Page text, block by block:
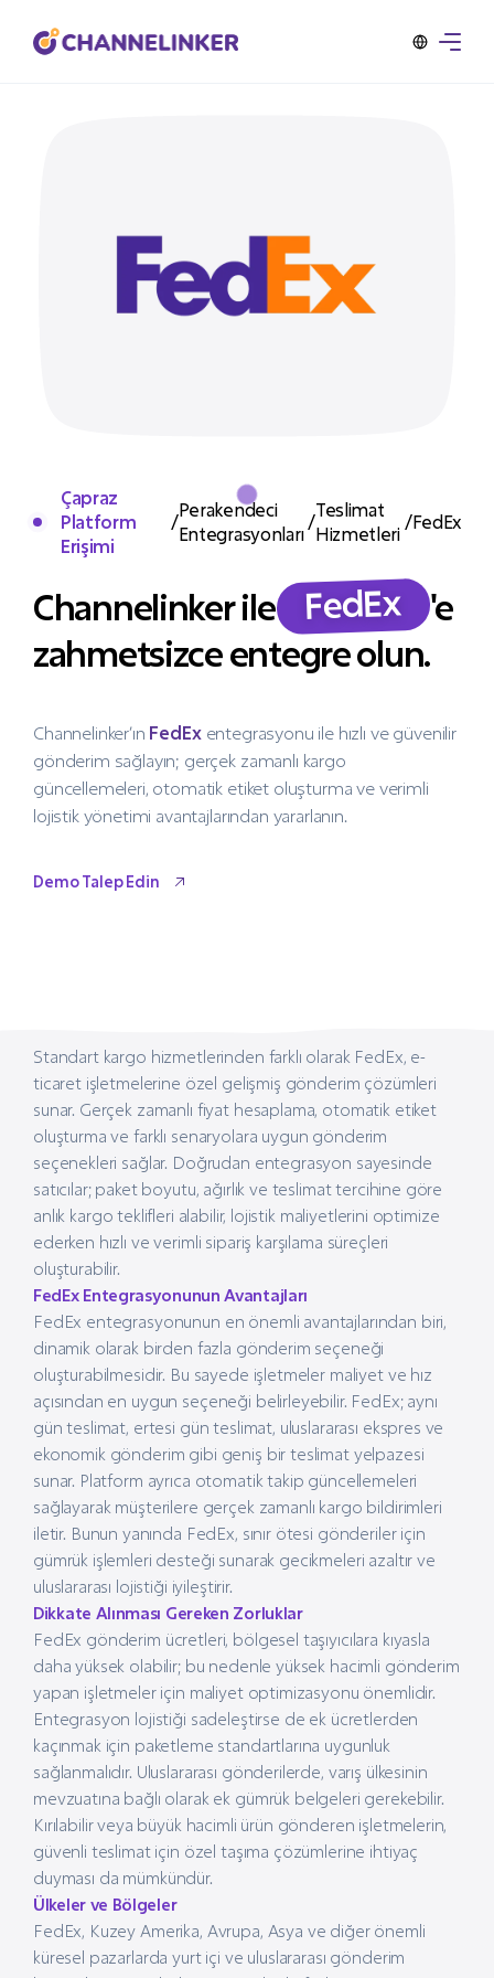
Çapraz
Platform
Erişimi
/
Perakendeci
Entegrasyonları
/
Teslimat
Hizmetleri
/FedEx
Channelinker ile FedEx 'e
zahmetsizce entegre olun.
Channelinker’ın FedEx entegrasyonu ile hızlı ve güvenilir
gönderim sağlayın; gerçek zamanlı kargo
güncellemeleri, otomatik etiket oluşturma ve verimli
lojistik yönetimi avantajlarından yararlanın.
Demo Talep Edin
Standart kargo hizmetlerinden farklı olarak FedEx, e-
ticaret işletmelerine özel gelişmiş gönderim çözümleri
sunar. Gerçek zamanlı fiyat hesaplama, otomatik etiket
oluşturma ve farklı senaryolara uygun gönderim
seçenekleri sağlar. Doğrudan entegrasyon sayesinde
satıcılar; paket boyutu, ağırlık ve teslimat tercihine göre
anlık kargo teklifleri alabilir, lojistik maliyetlerini optimize
ederken hızlı ve verimli sipariş karşılama süreçleri
oluşturabilir.
FedEx Entegrasyonunun Avantajları
FedEx entegrasyonunun en önemli avantajlarından biri,
dinamik olarak birden fazla gönderim seçeneği
oluşturabilmesidir. Bu sayede işletmeler maliyet ve hız
açısından en uygun seçeneği belirleyebilir. FedEx; aynı
gün teslimat, ertesi gün teslimat, uluslararası ekspres ve
ekonomik gönderim gibi geniş bir teslimat yelpazesi
sunar. Platform ayrıca otomatik takip güncellemeleri
sağlayarak müşterilere gerçek zamanlı kargo bildirimleri
iletir. Bunun yanında FedEx, sınır ötesi gönderiler için
gümrük işlemleri desteği sunarak gecikmeleri azaltır ve
uluslararası lojistiği iyileştirir.
Dikkate Alınması Gereken Zorluklar
FedEx gönderim ücretleri, bölgesel taşıyıcılara kıyasla
daha yüksek olabilir; bu nedenle yüksek hacimli gönderim
yapan işletmeler için maliyet optimizasyonu önemlidir.
Entegrasyon lojistiği sadeleştirse de ek ücretlerden
kaçınmak için paketleme standartlarına uygunluk
sağlanmalıdır. Uluslararası gönderilerde, varış ülkesinin
mevzuatına bağlı olarak ek gümrük belgeleri gerekebilir.
Kırılabilir veya büyük hacimli ürün gönderen işletmelerin,
güvenli teslimat için özel taşıma çözümlerine ihtiyaç
duyması da mümkündür.
Ülkeler ve Bölgeler
FedEx, Kuzey Amerika, Avrupa, Asya ve diğer önemli
küresel pazarlarda yurt içi ve uluslararası gönderim